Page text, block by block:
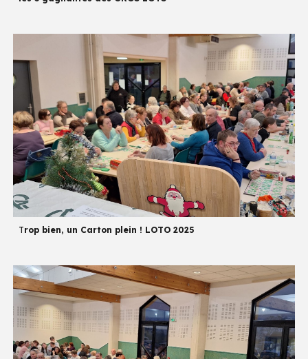
Trop bien, un Carton plein ! LOTO 2025